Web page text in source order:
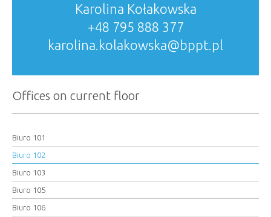
Karolina Kołakowska
+48 795 888 377
karolina.kolakowska@bppt.pl
Offices on current floor
Biuro 101
Biuro 102
Biuro 103
Biuro 105
Biuro 106